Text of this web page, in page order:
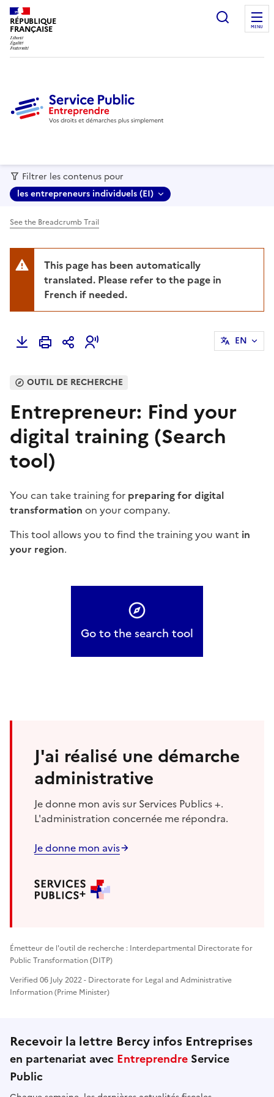
RÉPUBLIQUE
FRANÇAISE MENU
Filtrer les contenus pour
les entrepreneurs individuels (EI)
See the Breadcrumb Trail
This page has been automatically
translated. Please refer to the page in
French if needed.
EN
OUTIL DE RECHERCHE
Entrepreneur: Find your
digital training (Search
tool)
You can take training for preparing for digital
transformation on your company.
This tool allows you to find the training you want in
your region.
Go to the search tool
J'ai réalisé une démarche
administrative
Je donne mon avis sur Services Publics +.
L'administration concernée me répondra.
Je donne mon avis
Émetteur de l'outil de recherche : Interdepartmental Directorate for
Public Transformation (DITP)
Verified 06 July 2022 - Directorate for Legal and Administrative
Information (Prime Minister)
Recevoir la lettre Bercy infos Entreprises
en partenariat avec Entreprendre Service
Public